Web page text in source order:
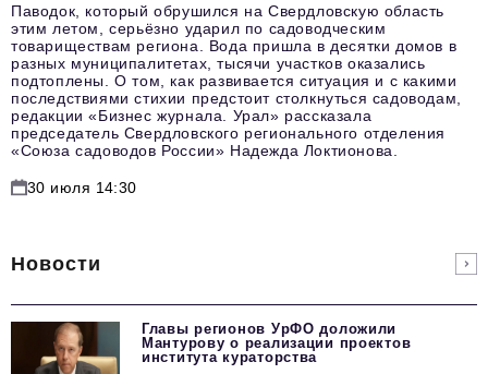
Паводок, который обрушился на Свердловскую область
этим летом, серьёзно ударил по садоводческим
товариществам региона. Вода пришла в десятки домов в
разных муниципалитетах, тысячи участков оказались
подтоплены. О том, как развивается ситуация и с какими
последствиями стихии предстоит столкнуться садоводам,
редакции «Бизнес журнала. Урал» рассказала
председатель Свердловского регионального отделения
«Союза садоводов России» Надежда Локтионова.
30 июля 14:30
Новости
Главы регионов УрФО доложили
Мантурову о реализации проектов
института кураторства